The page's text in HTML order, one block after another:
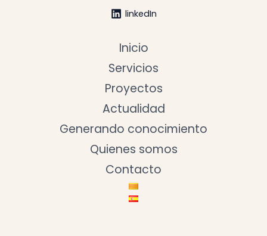
linkedIn
Inicio
Servicios
Proyectos
Actualidad
Generando conocimiento
Quienes somos
Contacto